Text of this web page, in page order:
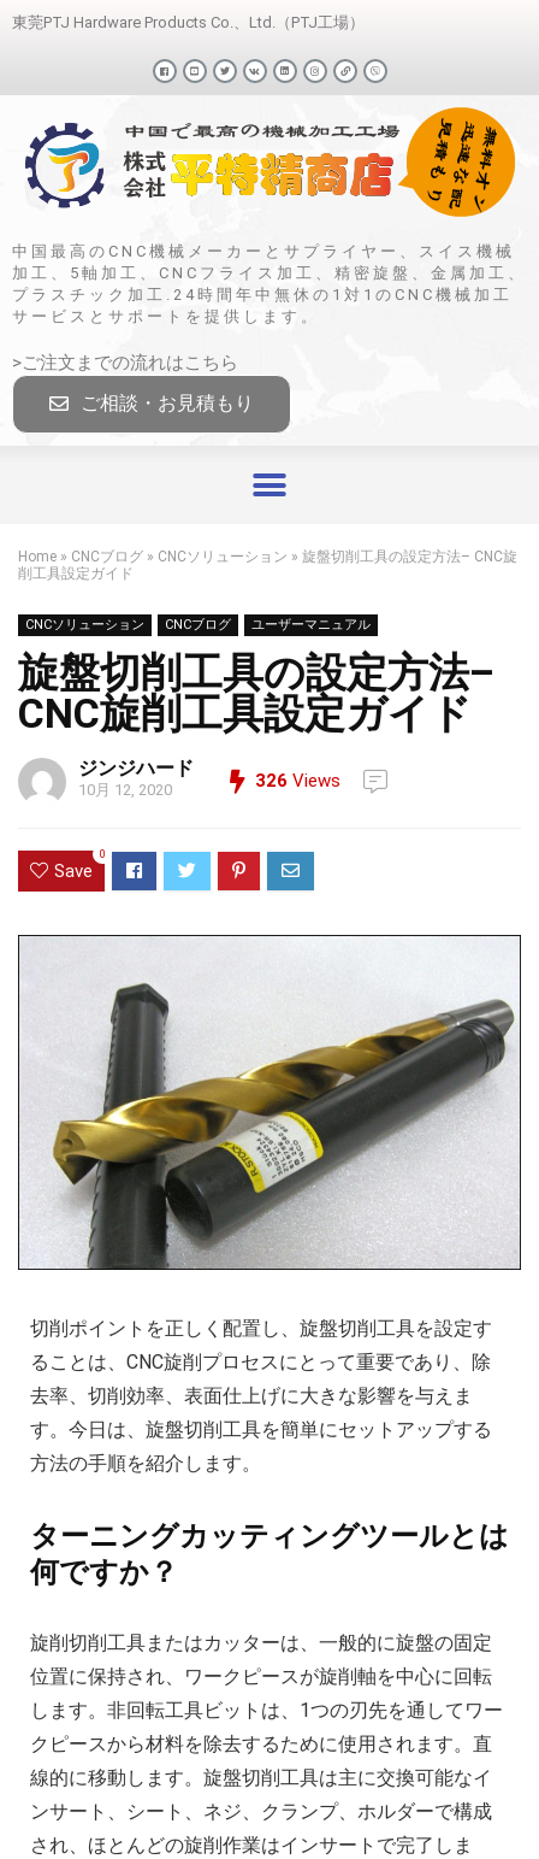
東莞PTJ Hardware Products Co.、Ltd.（PTJ工場）
中国最高のCNC機械メーカーとサプライヤー、スイス機械
加工、5軸加工、CNCフライス加工、精密旋盤、金属加工、
プラスチック加工.24時間年中無休の1対1のCNC機械加工
サービスとサポートを提供します。
>ご注文までの流れはこちら
ご相談・お見積もり
Home » CNCブログ » CNCソリューション » 旋盤切削工具の設定方法– CNC旋
削工具設定ガイド
CNCソリューション CNCブログ ユーザーマニュアル
旋盤切削工具の設定方法–
CNC旋削工具設定ガイド
ジンジハード
10月 12, 2020 326 Views
Save
0
切削ポイントを正しく配置し、旋盤切削工具を設定す
ることは、CNC旋削プロセスにとって重要であり、除
去率、切削効率、表面仕上げに大きな影響を与えま
す。今日は、旋盤切削工具を簡単にセットアップする
方法の手順を紹介します。
ターニングカッティングツールとは
何ですか？
旋削切削工具またはカッターは、一般的に旋盤の固定
位置に保持され、ワー​​クピースが旋削軸を中心に回転
します。非回転工具ビットは、1つの刃先を通してワー
クピースから材料を除去するために使用されます。直
線的に移動します。旋盤切削工具は主に交換可能なイ
ンサート、シート、ネジ、クランプ、ホルダーで構成
され、ほとんどの旋削作業はインサートで完了しま